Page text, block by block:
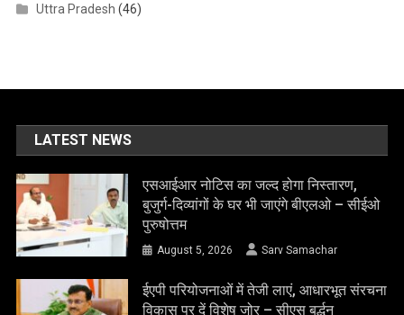
Uttra Pradesh (46)
LATEST NEWS
एसआईआर नोटिस का जल्द होगा निस्तारण,
बुजुर्ग-दिव्यांगों के घर भी जाएंगे बीएलओ – सीईओ
पुरुषोत्तम
August 5, 2026 Sarv Samachar
ईएपी परियोजनाओं में तेजी लाएं, आधारभूत संरचना
विकास पर दें विशेष जोर – सीएस बर्द्धन